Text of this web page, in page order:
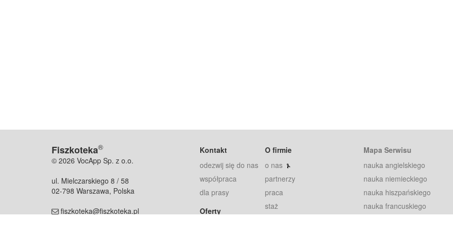
Fiszkoteka®
© 2026 VocApp Sp. z o.o.
ul. Mielczarskiego 8 / 58
02-798 Warszawa, Polska
fiszkoteka@fiszkoteka.pl
Kontakt
odezwij się do nas
współpraca
dla prasy
Oferty
O firmie
o nas
partnerzy
praca
staż
Mapa Serwisu
nauka angielskiego
nauka niemieckiego
nauka hiszpańskiego
nauka francuskiego